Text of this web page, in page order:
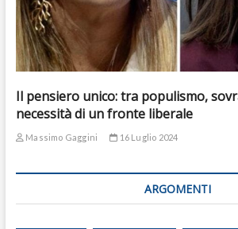
Il pensiero unico: tra populismo,
necessità di un fronte liberale
Massimo Gaggini 16 Luglio 2024
ARGOMENTI